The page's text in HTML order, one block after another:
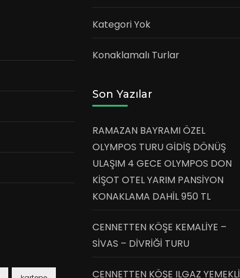
Kategori Yok
Konaklamalı Turlar
Son Yazılar
RAMAZAN BAYRAMI ÖZEL
OLYMPOS TURU GİDİŞ DÖNÜŞ
ULAŞIM 4 GECE OLYMPOS DON
KİŞOT OTEL YARIM PANSİYON
KONAKLAMA DAHİL 950 TL
CENNETTEN KÖŞE KEMALİYE –
SİVAS – DİVRİĞİ TURU
CENNETTEN KÖŞE ILGAZ YEMEKLİ